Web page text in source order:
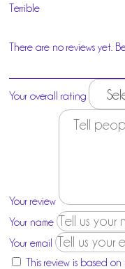
Terrible
There are no reviews yet.
Your overall rating
Your review
Your name
Your email
This review is based